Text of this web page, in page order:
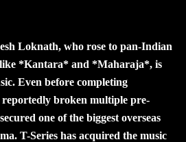
Loknath, who rose to pan-Indian
*Kantara* and *Maharaja*, is
Even before completing
broken multiple pre-
one of the biggest overseas
T-Series has acquired the music